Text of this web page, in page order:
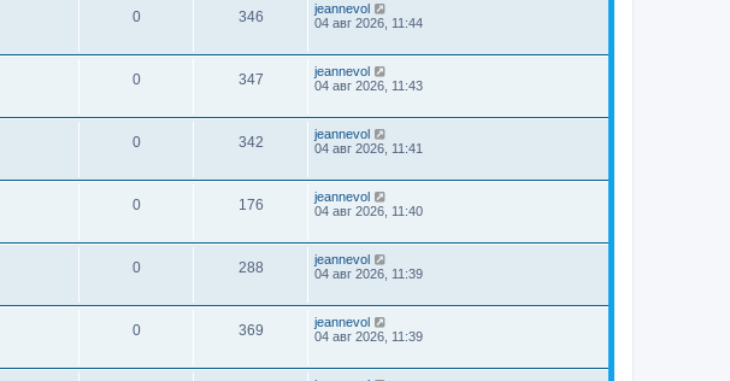
0 346
jeannevol
04 авг 2026, 11:44
0 347
jeannevol
04 авг 2026, 11:43
0 342
jeannevol
04 авг 2026, 11:41
0 176
jeannevol
04 авг 2026, 11:40
0 288
jeannevol
04 авг 2026, 11:39
0 369
jeannevol
04 авг 2026, 11:39